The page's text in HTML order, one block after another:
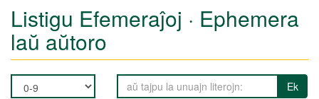
Listigu Efemeraĵoj · Ephemera
laŭ aŭtoro
Ek